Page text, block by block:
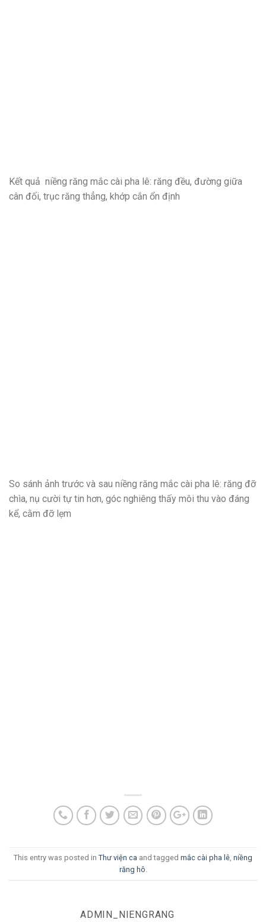
Kết quả niềng răng mắc cài pha lê: răng đều, đường giữa
cân đối, trục răng thẳng, khớp cắn ổn định
So sánh ảnh trước và sau niềng răng mắc cài pha lê: răng đỡ
chìa, nụ cười tự tin hơn, góc nghiêng thấy môi thu vào đáng
kể, cằm đỡ lẹm
This entry was posted in Thư viện ca and tagged mắc cài pha lê niềng
răng hô
ADMIN_NIENGRANG